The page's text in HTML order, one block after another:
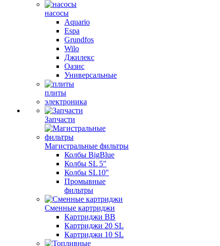
насосы
Aquario
Espa
Grundfos
Wilo
Джилекс
Оазис
Универсальные
плиты
электроника
Запчасти
Магистральные фильтры
Колбы BigBlue
Колбы SL 5"
Колбы SL10"
Промывные
фильтры
Сменные картриджи
Картриджи BB
Картриджи 20 SL
Картриджи 10 SL